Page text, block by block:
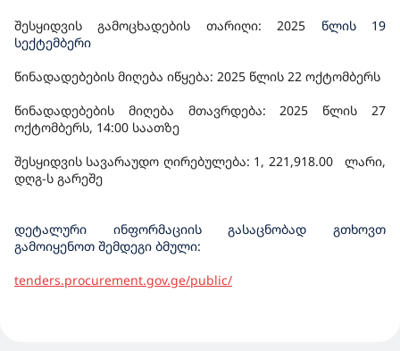
შესყიდვის გამოცხადების თარიღი: 2025
წლის 19
სექტემბერი
წინადადებების მიღება იწყება: 2025 წლის 22 ოქტომბერს
წინადადებების მიღება მთავრდება: 2025 წლის 27
ოქტომბერს, 14:00 საათზე
შესყიდვის სავარაუდო ღირებულება: 1, 221,918.00 ლარი,
დღგ-ს გარეშე
დეტალური ინფორმაციის გასაცნობად გთხოვთ
გამოიყენოთ შემდეგი ბმული:
tenders.procurement.gov.ge/public/